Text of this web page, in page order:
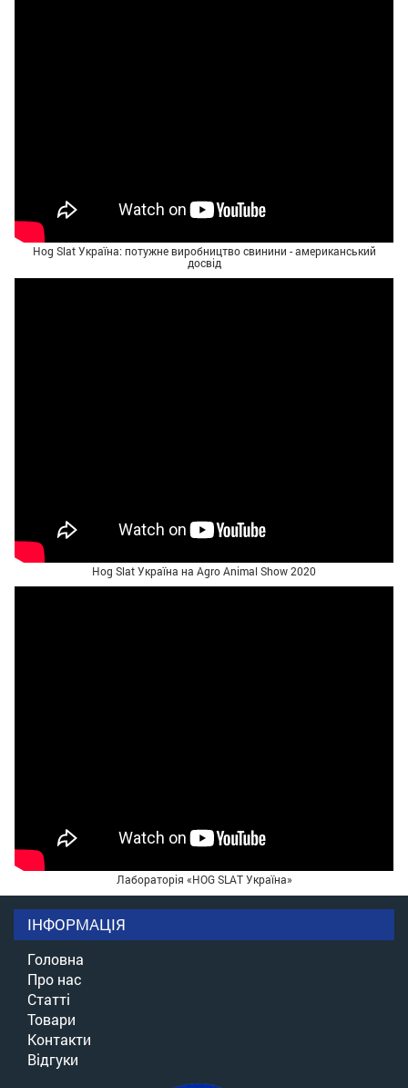
Hog Slat Україна: потужне виробництво свинини - американський
досвід
Hog Slat Україна на Agro Animal Show 2020
Лабораторія «HOG SLAT Україна»
ІНФОРМАЦІЯ
Головна
Про нас
Статті
Товари
Контакти
Відгуки